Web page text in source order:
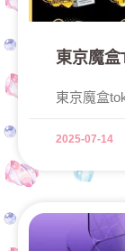
東京魔
東京魔盒
2025-07-14